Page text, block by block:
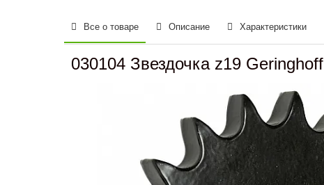
Все о товаре Описание Характеристики
030104 Звездочка z19 Geringhoff